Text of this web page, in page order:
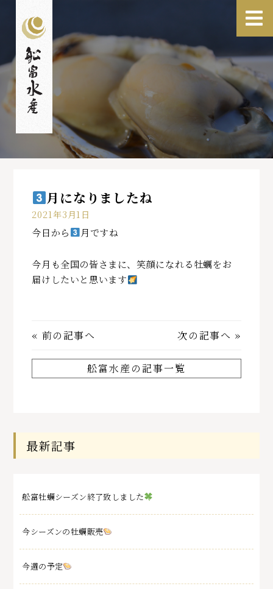
月になりましたね
2021年3月1日
今日から
月ですね
今月も全国の皆さまに、笑顔になれる牡蠣をお
届けしたいと思います
« 前の記事へ 次の記事へ »
舩富水産の記事一覧
最新記事
舩富牡蠣シーズン終了致しました
今シーズンの牡蠣販売
今週の予定